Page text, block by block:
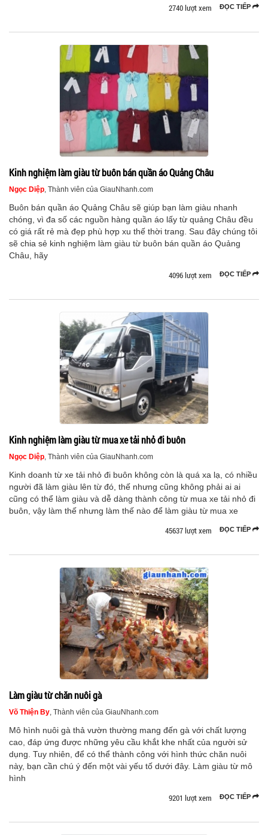
ĐỌC TIẾP
2740 lượt xem
Kinh nghiệm làm giàu từ buôn bán quần áo Quảng Châu
Ngọc Diệp, Thành viên của GiauNhanh.com
Buôn bán quần áo Quảng Châu sẽ giúp bạn làm giàu nhanh
chóng, vì đa số các nguồn hàng quần áo lấy từ quảng Châu đều
có giá rất rẻ mà đẹp phù hợp xu thế thời trang. Sau đây chúng tôi
sẽ chia sẻ kinh nghiệm làm giàu từ buôn bán quần áo Quảng
Châu, hãy
ĐỌC TIẾP
4096 lượt xem
Kinh nghiệm làm giàu từ mua xe tải nhỏ đi buôn
Ngọc Diệp, Thành viên của GiauNhanh.com
Kinh doanh từ xe tải nhỏ đi buôn không còn là quá xa lạ, có nhiều
người đã làm giàu lên từ đó, thế nhưng cũng không phải ai ai
cũng có thể làm giàu và dễ dàng thành công từ mua xe tải nhỏ đi
buôn, vậy làm thế nhưng làm thế nào để làm giàu từ mua xe
ĐỌC TIẾP
45637 lượt xem
Làm giàu từ chăn nuôi gà
Võ Thiện By, Thành viên của GiauNhanh.com
Mô hình nuôi gà thả vườn thường mang đến gà với chất lượng
cao, đáp ứng được những yêu cầu khắt khe nhất của người sử
dụng. Tuy nhiên, để có thể thành công với hình thức chăn nuôi
này, bạn cần chú ý đến một vài yếu tố dưới đây. Làm giàu từ mô
hình
ĐỌC TIẾP
9201 lượt xem